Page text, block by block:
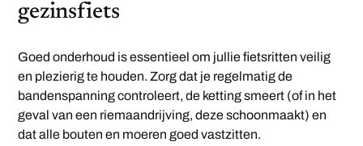
gezinsfiets
Goed onderhoud is essentieel om jullie fietsritten veilig
en plezierig te houden. Zorg dat je regelmatig de
bandenspanning controleert, de ketting smeert (of in het
geval van een riemaandrijving, deze schoonmaakt) en
dat alle bouten en moeren goed vastzitten.